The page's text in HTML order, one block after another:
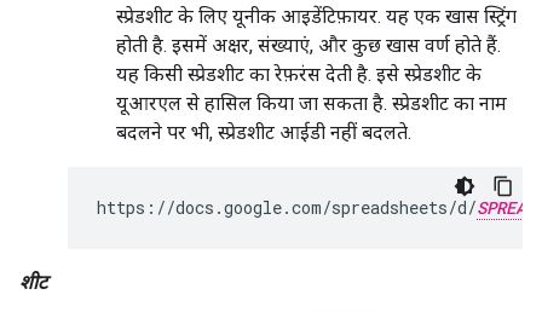
स्प्रेडशीट के लिए यूनीक आइडेंटिफ़ायर. यह एक खास स्ट्रिंग
होती है. इसमें अक्षर, संख्याएं, और कुछ खास वर्ण होते हैं.
यह किसी स्प्रेडशीट का रेफ़रंस देती है. इसे स्प्रेडशीट के
यूआरएल से हासिल किया जा सकता है. स्प्रेडशीट का नाम
बदलने पर भी, स्प्रेडशीट आईडी नहीं बदलते.
https://docs.google.com/spreadsheets/d/
शीट